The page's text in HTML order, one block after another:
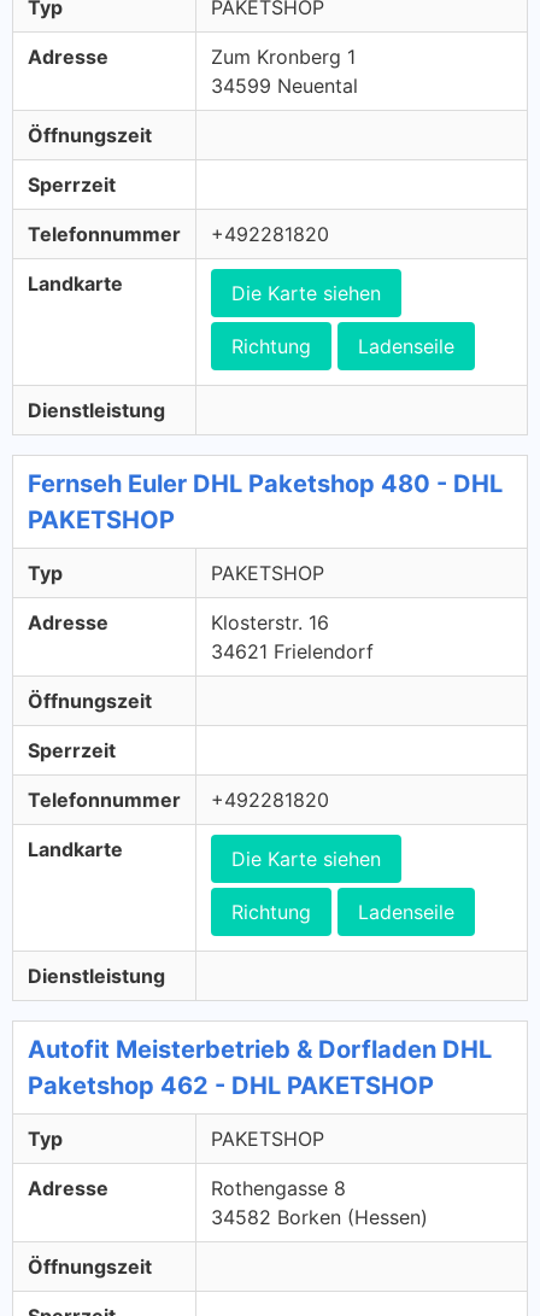
Typ PAKETSHOP
Adresse
Zum Kronberg 1
34599 Neuental
Öffnungszeit
Sperrzeit
Telefonnummer +492281820
Landkarte Die Karte siehen
Richtung Ladenseile
Dienstleistung
Fernseh Euler DHL Paketshop 480 - DHL
PAKETSHOP
Typ PAKETSHOP
Adresse
Klosterstr. 16
34621 Frielendorf
Öffnungszeit
Sperrzeit
Telefonnummer +492281820
Landkarte Die Karte siehen
Richtung Ladenseile
Dienstleistung
Autofit Meisterbetrieb & Dorfladen DHL
Paketshop 462 - DHL PAKETSHOP
Typ PAKETSHOP
Adresse
Rothengasse 8
34582 Borken (Hessen)
Öffnungszeit